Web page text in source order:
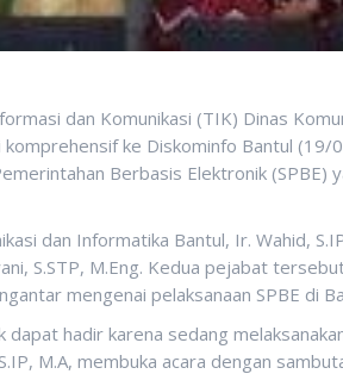
dan Komunikasi (TIK) Dinas
ke Diskominfo Bantul (19/
Berbasis Elektronik (SPBE)
dan Informatika Bantul, Ir. Wahid,
S.STP, M.Eng. Kedua pejabat
mengenai pelaksanaan SPBE di
hadir karena sedang
M.A, membuka acara dengan